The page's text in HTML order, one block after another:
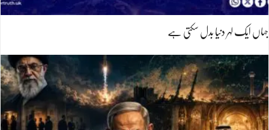
جہاں ایک لہر دنیا بدل سکتی ہے